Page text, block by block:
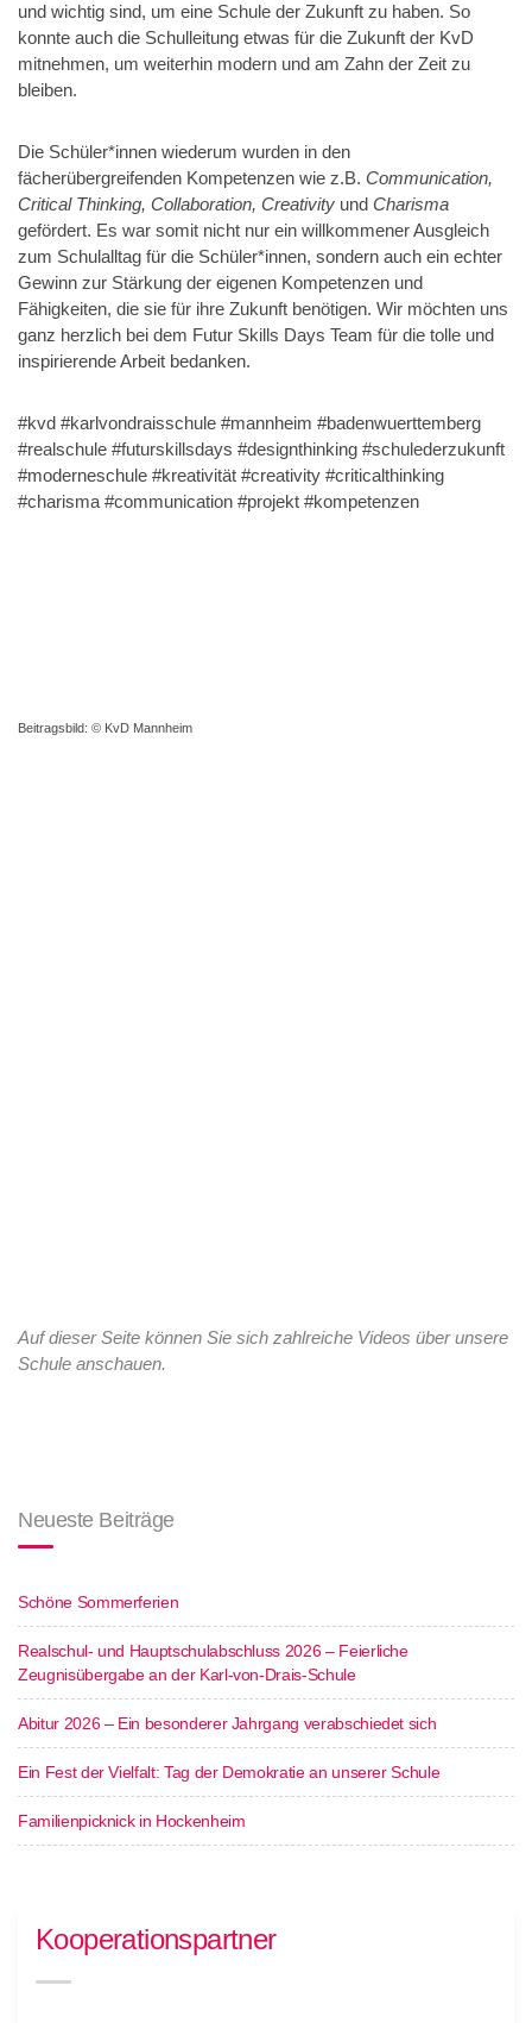
und wichtig sind, um eine Schule der Zukunft zu haben. So
konnte auch die Schulleitung etwas für die Zukunft der KvD
mitnehmen, um weiterhin modern und am Zahn der Zeit zu
bleiben.
Die Schüler*innen wiederum wurden in den
fächerübergreifenden Kompetenzen wie z.B. Communication,
Critical Thinking, Collaboration, Creativity und Charisma
gefördert. Es war somit nicht nur ein willkommener Ausgleich
zum Schulalltag für die Schüler*innen, sondern auch ein echter
Gewinn zur Stärkung der eigenen Kompetenzen und
Fähigkeiten, die sie für ihre Zukunft benötigen. Wir möchten uns
ganz herzlich bei dem Futur Skills Days Team für die tolle und
inspirierende Arbeit bedanken.
#kvd #karlvondraisschule #mannheim #badenwuerttemberg
#realschule #futurskillsdays #designthinking #schulederzukunft
#moderneschule #kreativität #creativity #criticalthinking
#charisma #communication #projekt #kompetenzen
Beitragsbild: © KvD Mannheim
Auf dieser Seite können Sie sich zahlreiche Videos über unsere
Schule anschauen.
Neueste Beiträge
Schöne Sommerferien
Realschul- und Hauptschulabschluss 2026 – Feierliche
Zeugnisübergabe an der Karl-von-Drais-Schule
Abitur 2026 – Ein besonderer Jahrgang verabschiedet sich
Ein Fest der Vielfalt: Tag der Demokratie an unserer Schule
Familienpicknick in Hockenheim
Kooperationspartner